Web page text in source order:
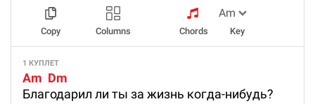
Copy Columns Chords Key
1 КУПЛЕТ
Am  Dm
Благодарил ли ты за жизнь когда-нибудь?